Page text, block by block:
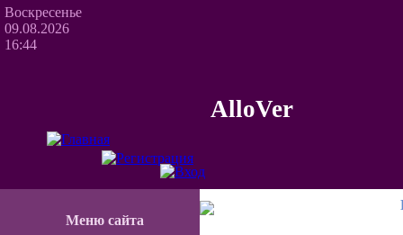
Воскресенье
09.08.2026
16:44
AlloVer
Меню сайта